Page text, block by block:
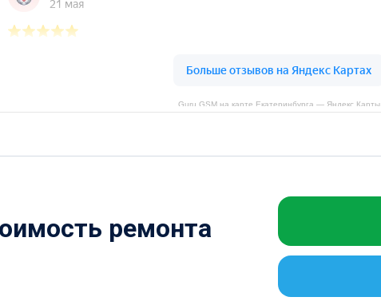
Guru GSM на карте Екатеринбурга — Яндекс Карты
ремонта